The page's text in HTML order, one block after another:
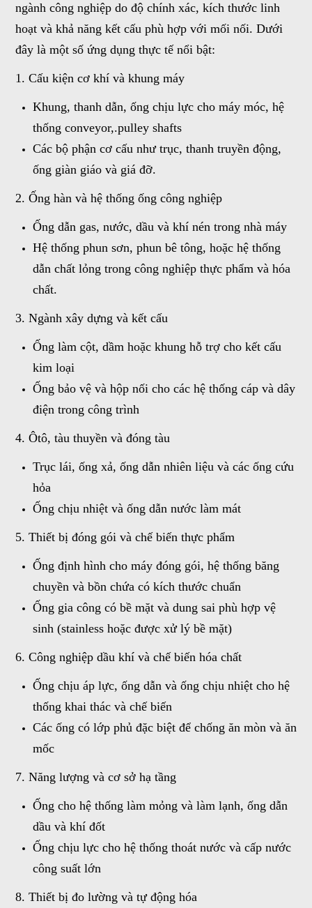
ngành công nghiệp do độ chính xác, kích thước linh
hoạt và khả năng kết cấu phù hợp với mối nối. Dưới
đây là một số ứng dụng thực tế nổi bật:
1. Cấu kiện cơ khí và khung máy
Khung, thanh dẫn, ống chịu lực cho máy móc, hệ
thống conveyor,.pulley shafts
Các bộ phận cơ cấu như trục, thanh truyền động,
ống giàn giáo và giá đỡ.
2. Ống hàn và hệ thống ống công nghiệp
Ống dẫn gas, nước, dầu và khí nén trong nhà máy
Hệ thống phun sơn, phun bê tông, hoặc hệ thống
dẫn chất lỏng trong công nghiệp thực phẩm và hóa
chất.
3. Ngành xây dựng và kết cấu
Ống làm cột, dầm hoặc khung hỗ trợ cho kết cấu
kim loại
Ống bảo vệ và hộp nối cho các hệ thống cáp và dây
điện trong công trình
4. Ôtô, tàu thuyền và đóng tàu
Trục lái, ống xả, ống dẫn nhiên liệu và các ống cứu
hỏa
Ống chịu nhiệt và ống dẫn nước làm mát
5. Thiết bị đóng gói và chế biến thực phẩm
Ống định hình cho máy đóng gói, hệ thống băng
chuyền và bồn chứa có kích thước chuẩn
Ống gia công có bề mặt và dung sai phù hợp vệ
sinh (stainless hoặc được xử lý bề mặt)
6. Công nghiệp dầu khí và chế biến hóa chất
Ống chịu áp lực, ống dẫn và ống chịu nhiệt cho hệ
thống khai thác và chế biến
Các ống có lớp phủ đặc biệt để chống ăn mòn và ăn
mốc
7. Năng lượng và cơ sở hạ tầng
Ống cho hệ thống làm mỏng và làm lạnh, ống dẫn
dầu và khí đốt
Ống chịu lực cho hệ thống thoát nước và cấp nước
công suất lớn
8. Thiết bị đo lường và tự động hóa